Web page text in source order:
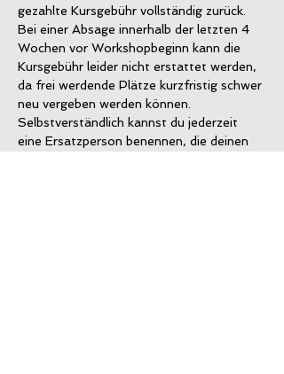
gezahlte Kursgebühr vollständig zurück.
Bei einer Absage innerhalb der letzten 4
Wochen vor Workshopbeginn kann die
Kursgebühr leider nicht erstattet werden,
da frei werdende Plätze kurzfristig schwer
neu vergeben werden können.
Selbstverständlich kannst du jederzeit
eine Ersatzperson benennen, die deinen